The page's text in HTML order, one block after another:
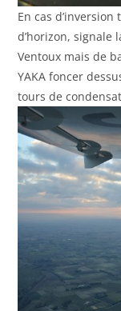
En cas
d’horizon, signale
Ventoux mais de
YAKA foncer
tours de